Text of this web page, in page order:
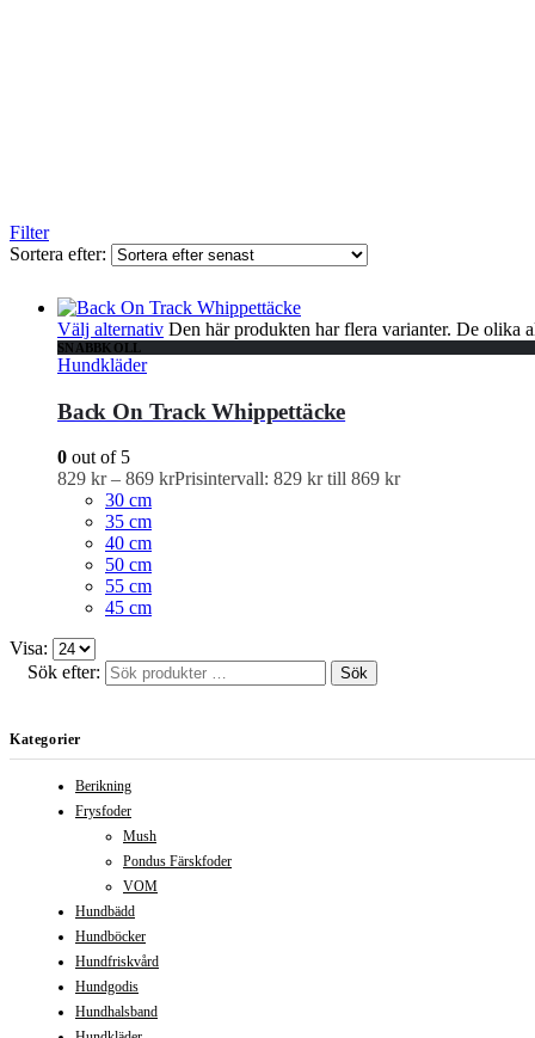
Filter
Sortera efter:
Välj alternativ Den här produkten har flera varianter. De olika
SNABBKOLL
Hundkläder
Back On Track Whippettäcke
0 out of 5
829 kr – 869 krPrisintervall: 829 kr till 869 kr
30 cm
35 cm
40 cm
50 cm
55 cm
45 cm
Visa:
Sök efter:
Sök
Kategorier
Berikning
Frysfoder
Mush
Pondus Färskfoder
VOM
Hundbädd
Hundböcker
Hundfriskvård
Hundgodis
Hundhalsband